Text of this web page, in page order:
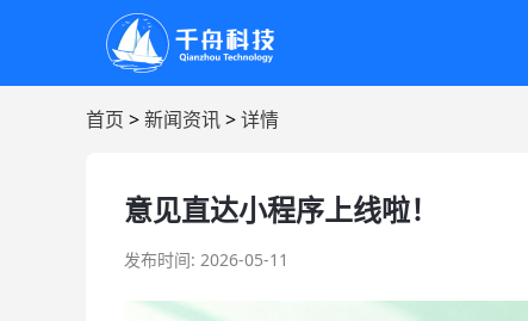
首页 >新闻资讯>详情
意见直达小程序上线啦！
发布时间: 2026-05-11